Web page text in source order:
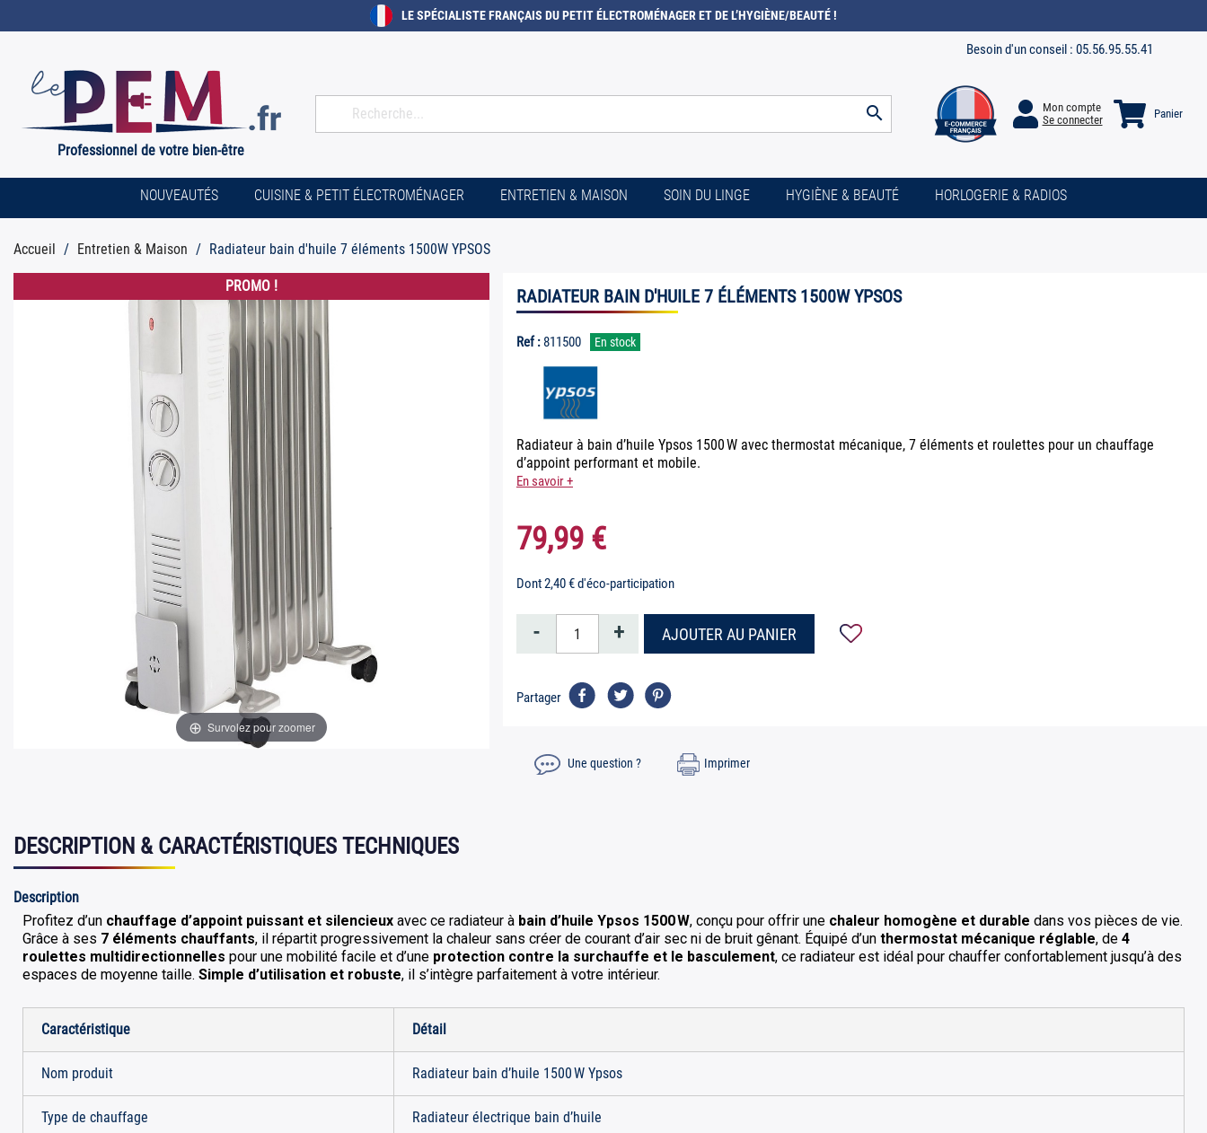
LE SPÉCIALISTE FRANÇAIS DU PETIT ÉLECTROMÉNAGER ET DE L’HYGIÈNE/BEAUTÉ !
Besoin d'un conseil : 05.56.95.55.41
Professionnel de votre bien-être
search
Mon compte
Se connecter
Panier
NOUVEAUTÉS CUISINE & PETIT ÉLECTROMÉNAGER ENTRETIEN & MAISON SOIN DU LINGE HYGIÈNE & BEAUTÉ HORLOGERIE & RADIOS
Accueil Entretien & Maison Radiateur bain d'huile 7 éléments 1500W YPSOS
PROMO !
Survolez pour zoomer
RADIATEUR BAIN D'HUILE 7 ÉLÉMENTS 1500W YPSOS
Ref : 811500 En stock
Radiateur à bain d’huile Ypsos 1500 W avec thermostat mécanique, 7 éléments et roulettes pour un chauffage
d’appoint performant et mobile.
En savoir +
79,99 €
Dont 2,40 € d'éco-participation
- + AJOUTER AU PANIER
Partager
Une question ? Imprimer
DESCRIPTION & CARACTÉRISTIQUES TECHNIQUES
Description
Profitez d’un chauffage d’appoint puissant et silencieux avec ce radiateur à bain d’huile Ypsos 1500 W, conçu pour offrir une chaleur homogène et durable dans vos pièces de vie.
Grâce à ses 7 éléments chauffants, il répartit progressivement la chaleur sans créer de courant d’air sec ni de bruit gênant. Équipé d’un thermostat mécanique réglable, de 4
roulettes multidirectionnelles pour une mobilité facile et d’une protection contre la surchauffe et le basculement, ce radiateur est idéal pour chauffer confortablement jusqu’à des
espaces de moyenne taille. Simple d’utilisation et robuste, il s’intègre parfaitement à votre intérieur.
Caractéristique Détail
Nom produit Radiateur bain d’huile 1500 W Ypsos
Type de chauffage Radiateur électrique bain d’huile